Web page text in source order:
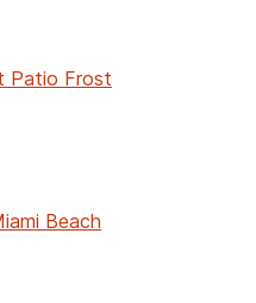
Patio Frost
Beach